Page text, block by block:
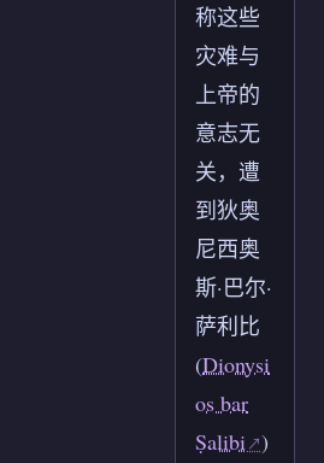
称这些
灾难与
上帝的
意志无
关，遭
到狄奥
尼西奥
斯·巴尔·
萨利比
(Dionysi
os bar
Ṣalibi )